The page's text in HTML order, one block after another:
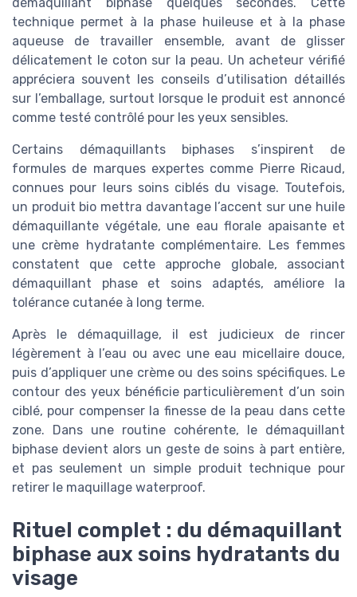
technique permet à la phase huileuse et à la phase
aqueuse de travailler ensemble, avant de glisser
délicatement le coton sur la peau. Un acheteur vérifié
appréciera souvent les conseils d’utilisation détaillés
sur l’emballage, surtout lorsque le produit est annoncé
comme testé contrôlé pour les yeux sensibles.
Certains démaquillants biphases s’inspirent de
formules de marques expertes comme Pierre Ricaud,
connues pour leurs soins ciblés du visage. Toutefois,
un produit bio mettra davantage l’accent sur une huile
démaquillante végétale, une eau florale apaisante et
une crème hydratante complémentaire. Les femmes
constatent que cette approche globale, associant
démaquillant phase et soins adaptés, améliore la
tolérance cutanée à long terme.
Après le démaquillage, il est judicieux de rincer
légèrement à l’eau ou avec une eau micellaire douce,
puis d’appliquer une crème ou des soins spécifiques. Le
contour des yeux bénéficie particulièrement d’un soin
ciblé, pour compenser la finesse de la peau dans cette
zone. Dans une routine cohérente, le démaquillant
biphase devient alors un geste de soins à part entière,
et pas seulement un simple produit technique pour
retirer le maquillage waterproof.
Rituel complet : du démaquillant
biphase aux soins hydratants du
visage